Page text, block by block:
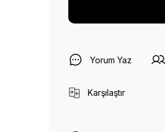
Yorum Yaz
Karşılaştır